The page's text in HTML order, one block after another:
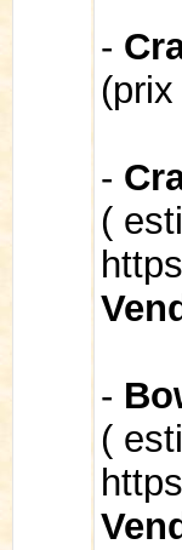
-
-
(
-
(